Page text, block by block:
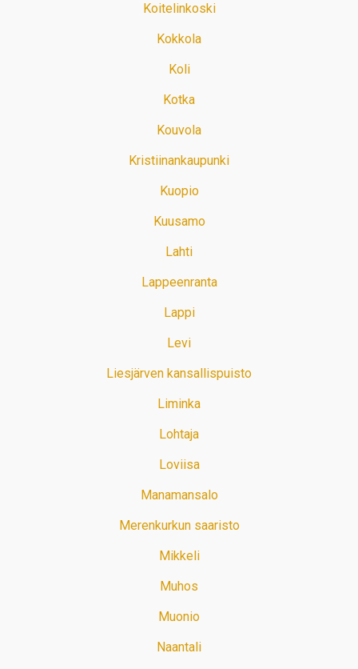
Koitelinkoski
Kokkola
Koli
Kotka
Kouvola
Kristiinankaupunki
Kuopio
Kuusamo
Lahti
Lappeenranta
Lappi
Levi
Liesjärven kansallispuisto
Liminka
Lohtaja
Loviisa
Manamansalo
Merenkurkun saaristo
Mikkeli
Muhos
Muonio
Naantali